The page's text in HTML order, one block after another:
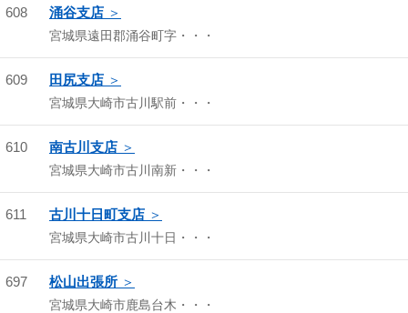
608 涌谷支店
宮城県遠田郡涌谷町字・・・
609 田尻支店
宮城県大崎市古川駅前・・・
610 南古川支店
宮城県大崎市古川南新・・・
611 古川十日町支店
宮城県大崎市古川十日・・・
697 松山出張所
宮城県大崎市鹿島台木・・・